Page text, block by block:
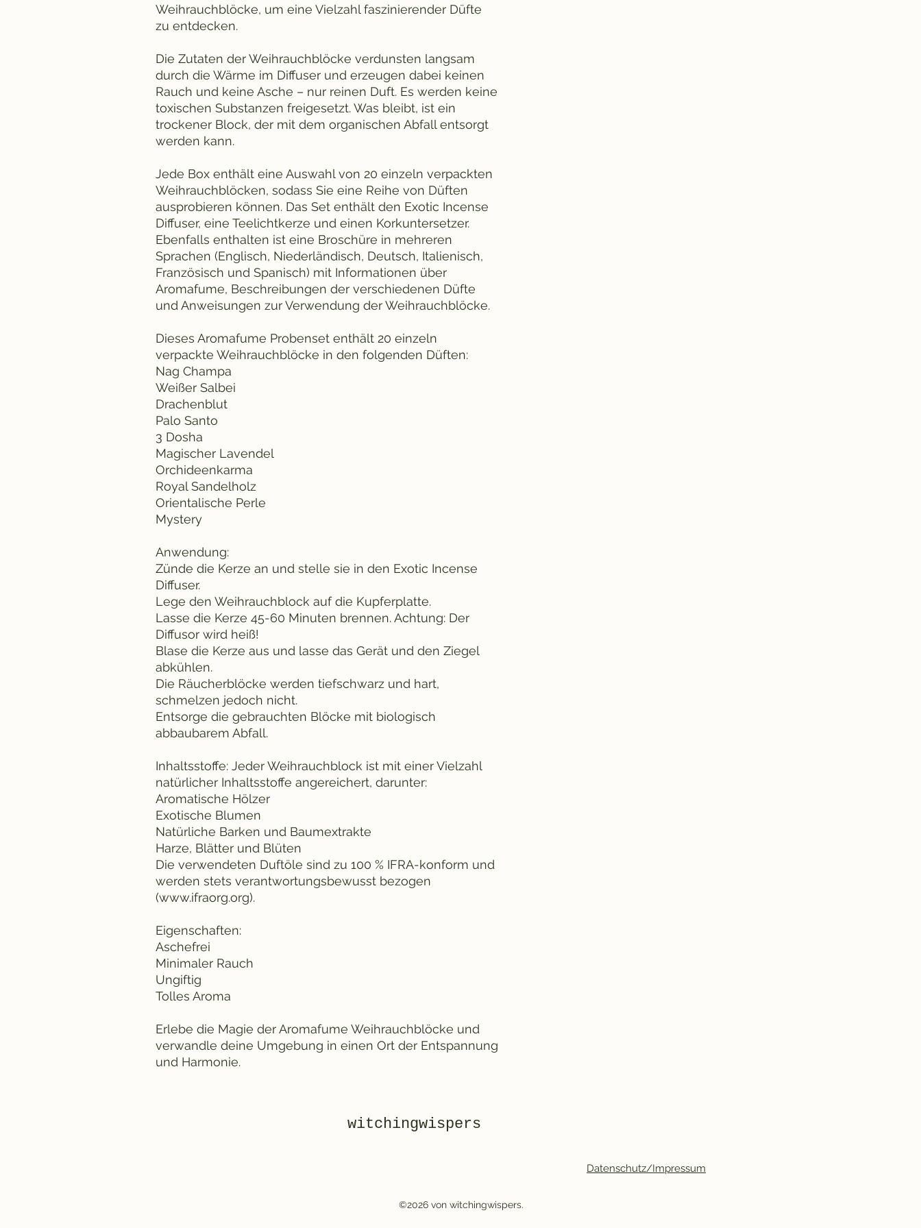
Weihrauchblöcke, um eine Vielzahl faszinierender Düfte
zu entdecken.
Die Zutaten der Weihrauchblöcke verdunsten langsam
durch die Wärme im Diffuser und erzeugen dabei keinen
Rauch und keine Asche – nur reinen Duft. Es werden keine
toxischen Substanzen freigesetzt. Was bleibt, ist ein
trockener Block, der mit dem organischen Abfall entsorgt
werden kann.
Jede Box enthält eine Auswahl von 20 einzeln verpackten
Weihrauchblöcken, sodass Sie eine Reihe von Düften
ausprobieren können. Das Set enthält den Exotic Incense
Diffuser, eine Teelichtkerze und einen Korkuntersetzer.
Ebenfalls enthalten ist eine Broschüre in mehreren
Sprachen (Englisch, Niederländisch, Deutsch, Italienisch,
Französisch und Spanisch) mit Informationen über
Aromafume, Beschreibungen der verschiedenen Düfte
und Anweisungen zur Verwendung der Weihrauchblöcke.
Dieses Aromafume Probenset enthält 20 einzeln
verpackte Weihrauchblöcke in den folgenden Düften:
Nag Champa
Weißer Salbei
Drachenblut
Palo Santo
3 Dosha
Magischer Lavendel
Orchideenkarma
Royal Sandelholz
Orientalische Perle
Mystery
Anwendung:
Zünde die Kerze an und stelle sie in den Exotic Incense
Diffuser.
Lege den Weihrauchblock auf die Kupferplatte.
Lasse die Kerze 45-60 Minuten brennen. Achtung: Der
Diffusor wird heiß!
Blase die Kerze aus und lasse das Gerät und den Ziegel
abkühlen.
Die Räucherblöcke werden tiefschwarz und hart,
schmelzen jedoch nicht.
Entsorge die gebrauchten Blöcke mit biologisch
abbaubarem Abfall.
Inhaltsstoffe: Jeder Weihrauchblock ist mit einer Vielzahl
natürlicher Inhaltsstoffe angereichert, darunter:
Aromatische Hölzer
Exotische Blumen
Natürliche Barken und Baumextrakte
Harze, Blätter und Blüten
Die verwendeten Duftöle sind zu 100 % IFRA-konform und
werden stets verantwortungsbewusst bezogen
(www.ifraorg.org).
Eigenschaften:
Aschefrei
Minimaler Rauch
Ungiftig
Tolles Aroma
Erlebe die Magie der Aromafume Weihrauchblöcke und
verwandle deine Umgebung in einen Ort der Entspannung
und Harmonie.
witchingwispers
Datenschutz/Impressum
©2026 von witchingwispers.